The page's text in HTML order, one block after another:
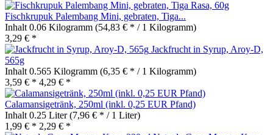
Fischkrupuk Palembang Mini, gebraten, Tiga...
Inhalt 0.06 Kilogramm (54,83 € * / 1 Kilogramm)
3,29 € *
Jackfrucht in Syrup, Aroy-D,
565g
Inhalt 0.565 Kilogramm (6,35 € * / 1 Kilogramm)
3,59 € * 4,29 € *
Calamansigetränk, 250ml (inkl. 0,25 EUR Pfand)
Inhalt 0.25 Liter(7,96 € * / 1 Liter)
1,99 € * 2,29 € *